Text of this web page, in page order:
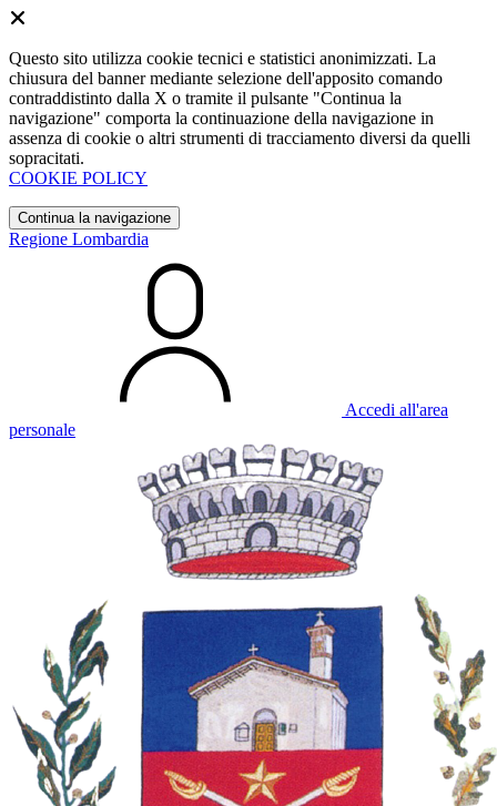
Questo sito utilizza cookie tecnici e statistici anonimizzati. La
chiusura del banner mediante selezione dell'apposito comando
contraddistinto dalla X o tramite il pulsante "Continua la
navigazione" comporta la continuazione della navigazione in
assenza di cookie o altri strumenti di tracciamento diversi da quelli
sopracitati.
COOKIE POLICY
Continua la navigazione
Regione Lombardia
Accedi all'area
personale